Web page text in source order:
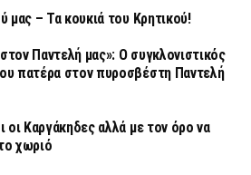
μας – Τα κουκιά του Κρητικού!
Παντελή μας»: Ο συγκλονιστικός
πατέρα στον πυροσβέστη Παντελή
οι Καργάκηδες αλλά με τον όρο να
χωριό